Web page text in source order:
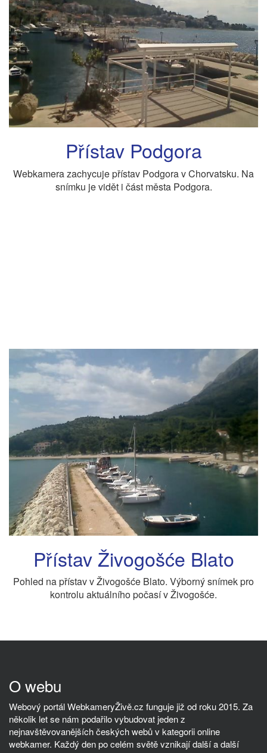
Přístav Podgora
Webkamera zachycuje přístav Podgora v Chorvatsku. Na
snímku je vidět i část města Podgora.
Přístav Živogošće Blato
Pohled na přístav v Živogošće Blato. Výborný snímek pro
kontrolu aktuálního počasí v Živogošće.
O webu
Webový portál WebkameryŽivě.cz funguje již od roku 2015. Za
několik let se nám podařilo vybudovat jeden z
nejnavštěvovanějších českých webů v kategorii online
webkamer. Každý den po celém světě vznikají další a další